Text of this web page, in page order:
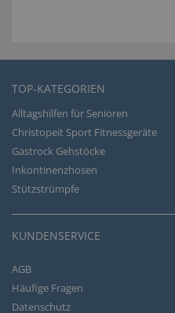
TOP-KATEGORIEN
Alltagshilfen für Senioren
Christopeit Sport Fitnessgeräte
Gastrock Gehstöcke
Inkontinenzhosen
Stützstrümpfe
KUNDENSERVICE
AGB
Häufige Fragen
Datenschutz